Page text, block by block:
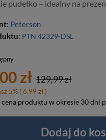
pudełko – idealny na
Peterson
PTN 42329-DSL
zł 129,99 zł
5% ( 6.99 zł )
cena produktu w okresie 30 dni
Dodaj do